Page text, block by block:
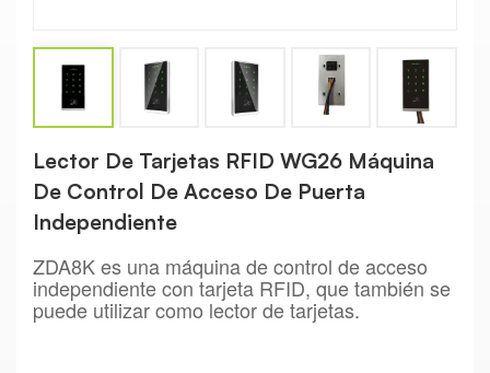
Lector De Tarjetas RFID WG26 Máquina
De Control De Acceso De Puerta
Independiente
ZDA8K es una máquina de control de acceso
independiente con tarjeta RFID, que también se
puede utilizar como lector de tarjetas.